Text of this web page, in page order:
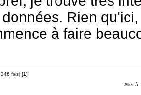
Rien
à faire
fois) [1]
Aller à: